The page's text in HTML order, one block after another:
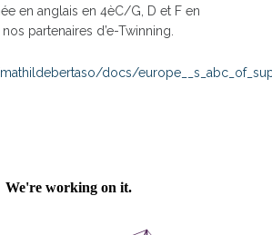
en anglais en 4èC/G, D et F en
partenaires d’e-Twinning.
docs/